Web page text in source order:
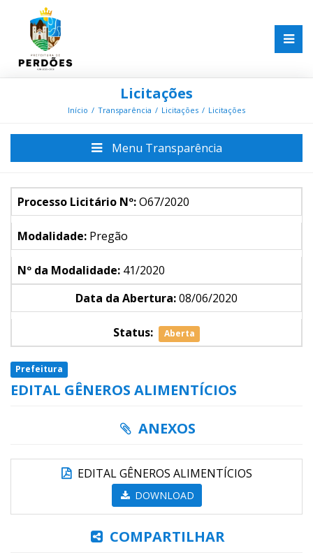
Licitações
Início Transparência Licitações Licitações
Menu Transparência
Processo Licitário Nº:O67/2020
Modalidade: Pregão
Nº da Modalidade: 41/2020
Data da Abertura:08/06/2020
Status: Aberta
Prefeitura
EDITAL GÊNEROS ALIMENTÍCIOS
ANEXOS
EDITAL GÊNEROS ALIMENTÍCIOS
DOWNLOAD
COMPARTILHAR